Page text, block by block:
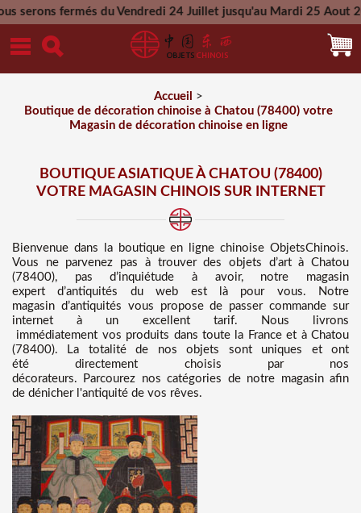
du Vendredi 24 Juillet jusqu'au Mardi 25 Aout 2026 -
Mercredi 26 Aout 2026
Accueil
>
Boutique de décoration chinoise à Chatou (78400) votre
Magasin de décoration chinoise en ligne
BOUTIQUE ASIATIQUE À CHATOU (78400)
VOTRE MAGASIN CHINOIS SUR INTERNET
Bienvenue dans la boutique en ligne chinoiseObjetsChinois.
Vous ne parvenez pas à trouver des objets d’art à Chatou
(78400), pas d’inquiétude à avoir, notre magasin
expert d’antiquités du web est là pour vous. Notre
magasin d’antiquités vous propose de passer commande sur
internet à un excellent tarif. Nous
livrons
immédiatement vos produits dans toute la France et à Chatou
(78400). La totalité de nos objets sont uniques et ont
été directement choisis par nos
décorateurs. Parcourez nos catégories de notre magasin afin
de dénicher l'antiquité de vos rêves.